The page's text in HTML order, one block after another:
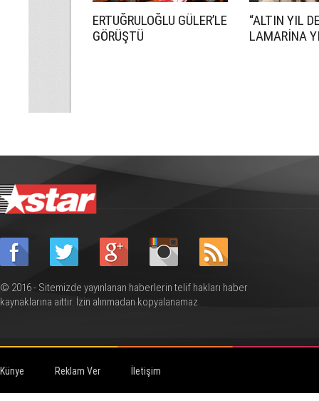
ERTUĞRULOĞLU GÜLER’LE
GÖRÜŞTÜ
“ALTIN YIL
LAMARİNA
© 2016 - Sitemizde yayınlanan haberlerin telif hakları haber
kaynaklarına aittir. İzin alınmadan kopyalanamaz.
Künye Reklam Ver İletişim